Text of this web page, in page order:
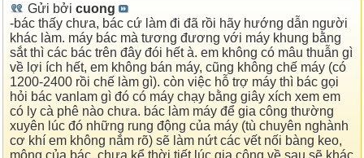
Gửi bởi cuong
-bác thấy chưa, bác cứ làm đi đã rồi hãy hướng dẫn người
khác làm. máy bác mà tương đương với máy khung bằng
sắt thì các bác trên đây đói hết à. em không có mâu thuẫn gì
về lợi ích hết, em không bán máy, cũng không chế máy (có
1200-2400 rồi chế làm gì). còn việc hỗ trợ máy thì bác gọi
hỏi bác vanlam gì đó có máy chạy bằng giây xích xem em
có ly cà phê nào chưa. bác làm máy để gia công thường
xuyên lúc đó những rung động của máy (tù chuyên nghành
cơ khí em không nắm rõ) sẽ làm nứt các vết nối bàng keo,
mộng của bác, chưa kể thời tiết lúc gia công về sau sẽ khác